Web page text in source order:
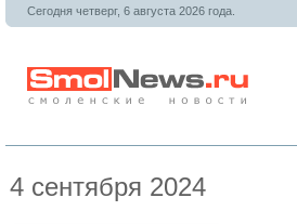
Сегодня четверг, 6 августа 2026 года.
4 сентября 2024